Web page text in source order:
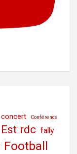
concert Conférence
Est rdc fally
Football